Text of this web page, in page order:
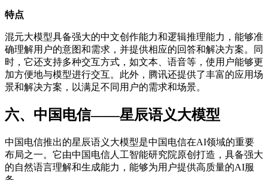
特点
混元大模型具备强大的中文创作能力和逻辑推理能力，能够准
确理解用户的意图和需求，并提供相应的回答和解决方案。同
时，它还支持多种交互方式，如文本、语音等，使用户能够更
加方便地与模型进行交互。此外，腾讯还提供了丰富的应用场
景和解决方案，以满足不同用户的需求和场景。
六、中国电信——星辰语义大模型
中国电信推出的星辰语义大模型是中国电信在AI领域的重要
布局之一。它由中国电信人工智能研究院原创打造，具备强大
的自然语言理解和生成能力，能够为用户提供高质量的AI服